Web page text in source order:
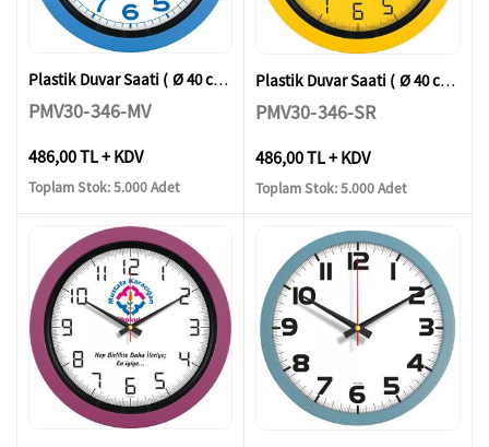
Plastik Duvar Saati ( Ø 40 cm )
PMV30-346-MV
486,00 TL + KDV
Toplam Stok: 5.000 Adet
Plastik Duvar Saati ( Ø 40 cm )
PMV30-346-SR
486,00 TL + KDV
Toplam Stok: 5.000 Adet